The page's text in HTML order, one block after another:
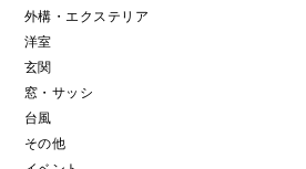
外構・エクステリア
洋室
玄関
窓・サッシ
台風
その他